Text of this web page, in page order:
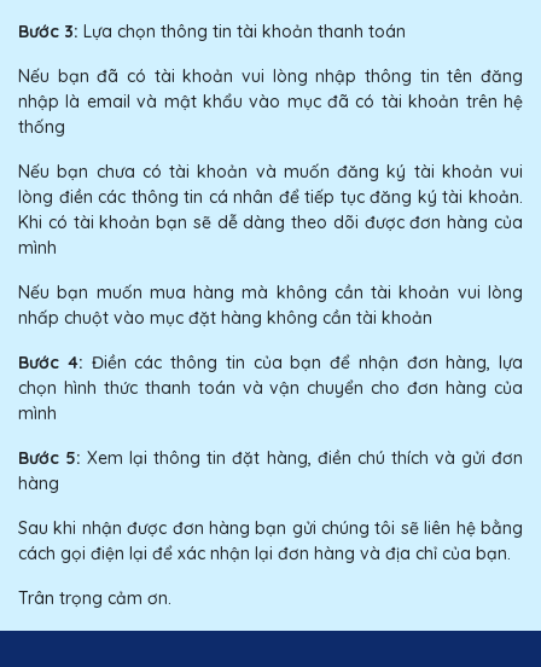
Bước 3: Lựa chọn thông tin tài khoản thanh toán
Nếu bạn đã có tài khoản vui lòng nhập thông tin tên đăng
nhập là email và mật khẩu vào mục đã có tài khoản trên hệ
thống
Nếu bạn chưa có tài khoản và muốn đăng ký tài khoản vui
lòng điền các thông tin cá nhân để tiếp tục đăng ký tài khoản.
Khi có tài khoản bạn sẽ dễ dàng theo dõi được đơn hàng của
mình
Nếu bạn muốn mua hàng mà không cần tài khoản vui lòng
nhấp chuột vào mục đặt hàng không cần tài khoản
Bước 4: Điền các thông tin của bạn để nhận đơn hàng, lựa
chọn hình thức thanh toán và vận chuyển cho đơn hàng của
mình
Bước 5: Xem lại thông tin đặt hàng, điền chú thích và gửi đơn
hàng
Sau khi nhận được đơn hàng bạn gửi chúng tôi sẽ liên hệ bằng
cách gọi điện lại để xác nhận lại đơn hàng và địa chỉ của bạn.
Trân trọng cảm ơn.